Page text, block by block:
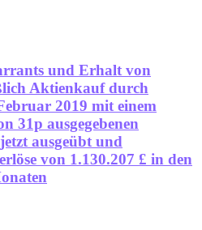
und Erhalt von
Aktienkauf durch
2019 mit einem
31p ausgegebenen
ausgeübt und
von 1.130.207 £ in den